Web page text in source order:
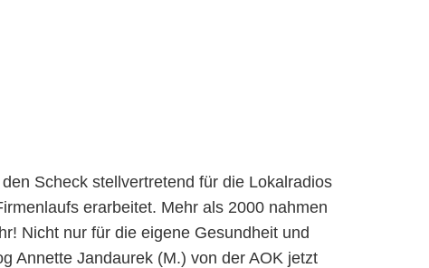
Scheck stellvertretend für die Lokalradios
erarbeitet. Mehr als 2000 nahmen
Nicht nur für die eigene Gesundheit und
Annette Jandaurek (M.) von der AOK jetzt